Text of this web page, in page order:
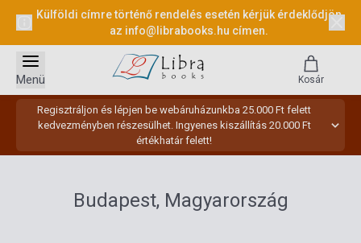
Külföldi címre történő rendelés esetén kérjük érdeklődjön
az info@librabooks.hu címen.
Regisztráljon és lépjen be webáruházunkba 25.000 Ft felett
kedvezményben részesülhet. Ingyenes kiszállítás 20.000 Ft
értékhatár felett!
Menü Kosár
Budapest, Magyarország